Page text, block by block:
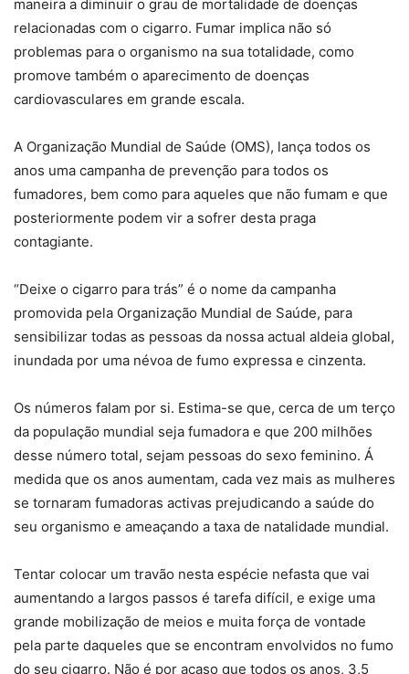
maneira a diminuir o grau de mortalidade de doenças
relacionadas com o cigarro. Fumar implica não só
problemas para o organismo na sua totalidade, como
promove também o aparecimento de doenças
cardiovasculares em grande escala.
A Organização Mundial de Saúde (OMS), lança todos os
anos uma campanha de prevenção para todos os
fumadores, bem como para aqueles que não fumam e que
posteriormente podem vir a sofrer desta praga
contagiante.
“Deixe o cigarro para trás” é o nome da campanha
promovida pela Organização Mundial de Saúde, para
sensibilizar todas as pessoas da nossa actual aldeia global,
inundada por uma névoa de fumo expressa e cinzenta.
Os números falam por si. Estima-se que, cerca de um terço
da população mundial seja fumadora e que 200 milhões
desse número total, sejam pessoas do sexo feminino. Á
medida que os anos aumentam, cada vez mais as mulheres
se tornaram fumadoras activas prejudicando a saúde do
seu organismo e ameaçando a taxa de natalidade mundial.
Tentar colocar um travão nesta espécie nefasta que vai
aumentando a largos passos é tarefa difícil, e exige uma
grande mobilização de meios e muita força de vontade
pela parte daqueles que se encontram envolvidos no fumo
do seu cigarro. Não é por acaso que todos os anos, 3,5